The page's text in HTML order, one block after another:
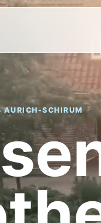
AURICH-SCHIRUM